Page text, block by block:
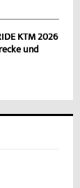
KTM 2026
und